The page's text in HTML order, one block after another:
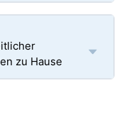
zu Hause